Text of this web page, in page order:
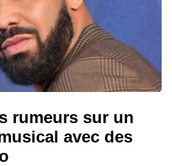
rumeurs sur un
avec des